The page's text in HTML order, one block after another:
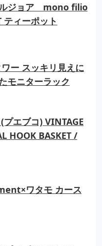
ジョア mono filio
ティーポット
ー スッキリ見えに
モニターラック
プエブコ) VINTAGE
HOOK BASKET /
ワタモ カース